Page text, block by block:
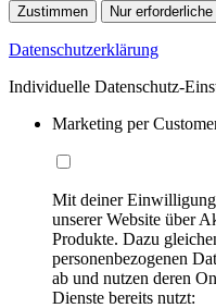
Zustimmen Nur erforderliche
Datenschutzerklärung
Individuelle Datenschutz-
Marketing per
Mit deiner
unserer Website über
Produkte. Dazu
personenbezogenen
ab und nutzen deren
Dienste bereits nutzt: